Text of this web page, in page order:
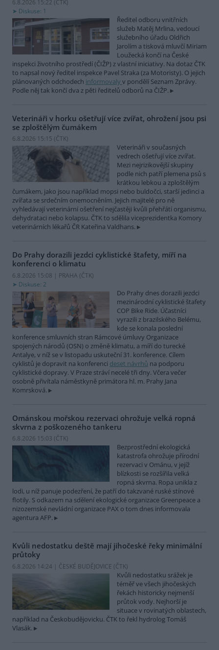
6.8.2026 15:22 (ČTK)
Diskuse: 1
Ředitel odboru vnitřních
služeb Matěj Mrlina, vedoucí
služebního úřadu Oldřich
Jarolím a tisková mluvčí Miriam
Loužecká končí na České
inspekci životního prostředí (ČIŽP) z vlastní iniciativy. Na dotaz ČTK
to napsal nový ředitel inspekce Pavel Straka (za Motoristy). O jejich
plánovaných odchodech informovaly v pondělí Seznam Zprávy.
Podle něj tak končí dva z pěti ředitelů odborů na ČIŽP.
Veterináři v horku ošetřují více zvířat, ohrožení jsou psi
se zploštělým čumákem
6.8.2026 15:15 (ČTK)
Veterináři v současných
vedrech ošetřují více zvířat.
Mezi nejrizikovější skupiny
podle nich patří plemena psů s
krátkou lebkou a zploštělým
čumákem, jako jsou například mopsi nebo buldočci, starší jedinci a
zvířata se srdečním onemocněním. Jejich majitelé pro ně
vyhledávají veterinární ošetření nejčastěji kvůli přehřátí organismu,
dehydrataci nebo kolapsu. ČTK to sdělila viceprezidentka Komory
veterinárních lékařů ČR Kateřina Valdhans.
Do Prahy dorazili jezdci cyklistické štafety, míří na
konferenci o klimatu
6.8.2026 15:08 | PRAHA (ČTK)
Diskuse: 2
Do Prahy dnes dorazili jezdci
mezinárodní cyklistické štafety
COP Bike Ride. Účastníci
vyrazili z brazilského Belému,
kde se konala poslední
konference smluvních stran Rámcové úmluvy Organizace
spojených národů (OSN) o změně klimatu, a míří do turecké
Antalye, v níž se v listopadu uskuteční 31. konference. Cílem
cyklistů je dopravit na konferenci deset návrhů na podporu
cyklistické dopravy. V Praze stráví necelé tři dny. Včera večer
osobně přivítala náměstkyně primátora hl. m. Prahy Jana
Komrsková.
Ománskou mořskou rezervaci ohrožuje velká ropná
skvrna z poškozeného tankeru
6.8.2026 15:03 (ČTK)
Bezprostřední ekologická
katastrofa ohrožuje přírodní
rezervaci v Ománu, v jejíž
blízkosti se rozšířila velká
ropná skvrna. Ropa unikla z
lodi, u níž panuje podezření, že patří do takzvané ruské stínové
flotily. S odkazem na sdělení ekologické organizace Greenpeace a
nizozemské nevládní organizace PAX o tom dnes informovala
agentura AFP.
Kvůli nedostatku deště mají jihočeské řeky minimální
průtoky
6.8.2026 14:24 | ČESKÉ BUDĚJOVICE (ČTK)
Kvůli nedostatku srážek je
téměř ve všech jihočeských
řekách historicky nejmenší
průtok vody. Nejhorší je
situace v rovinatých oblastech,
například na Českobudějovicku. ČTK to řekl hydrolog Tomáš
Vlasák.